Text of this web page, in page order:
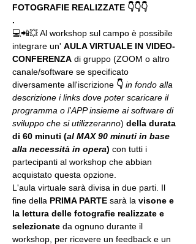
FOTOGRAFIE REALIZZATE 👇👇👇
.
💻📲💥 Al workshop sul campo è possibile
integrare un' AULA VIRTUALE IN VIDEO-
CONFERENZA di gruppo (ZOOM o altro
canale/software se specificato
diversamente all'iscrizione 👇 in fondo alla
descrizione i links dove poter scaricare il
programma o l'APP insieme ai software di
sviluppo che si utilizzeranno) della durata
di 60 minuti (al MAX 90 minuti in base
alla necessità in opera) con tutti i
partecipanti al workshop che abbian
acquistato questa opzione.
L'aula virtuale sarà divisa in due parti. Il
fine della PRIMA PARTE sarà la visone e
la lettura delle fotografie realizzate e
selezionate da ognuno durante il
workshop, per ricevere un feedback e un